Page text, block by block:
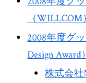
（WILLCOM
2008年度グ
Design Award）
株式会